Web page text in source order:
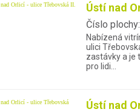
Ústí nad
Číslo plochy:
Nabízená
ulici
zastávky a je
pro lidi…
Ústí nad